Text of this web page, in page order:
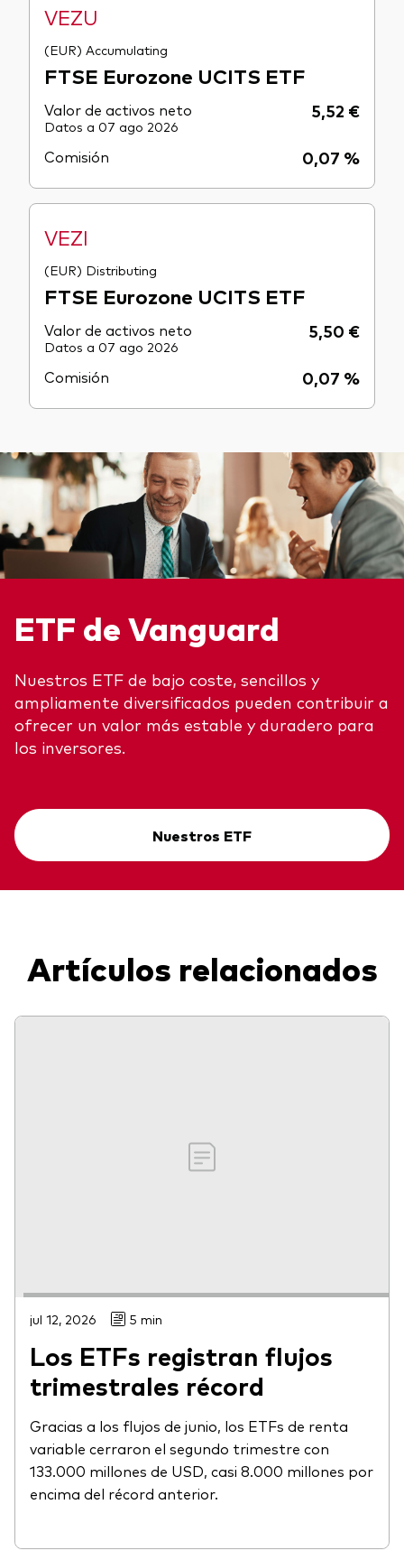
VEZU
(EUR) Accumulating
FTSE Eurozone UCITS ETF
Valor de activos neto 5,52 €
Datos a 07 ago 2026
Comisión 0,07 %
VEZI
(EUR) Distributing
FTSE Eurozone UCITS ETF
Valor de activos neto 5,50 €
Datos a 07 ago 2026
Comisión 0,07 %
ETF de Vanguard
Nuestros ETF de bajo coste, sencillos y
ampliamente diversificados pueden contribuir a
ofrecer un valor más estable y duradero para
los inversores.
Nuestros ETF
Artículos relacionados
jul 12, 2026 5 min
Los ETFs registran flujos
trimestrales récord
Gracias a los flujos de junio, los ETFs de renta
variable cerraron el segundo trimestre con
133.000 millones de USD, casi 8.000 millones por
encima del récord anterior.